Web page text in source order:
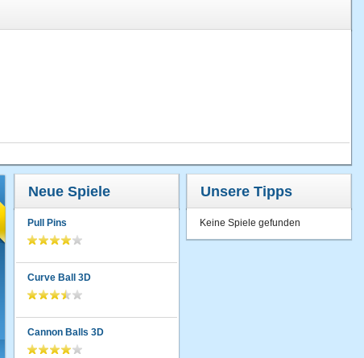
Neue Spiele
Pull Pins
Curve Ball 3D
Cannon Balls 3D
Unsere Tipps
Keine Spiele gefunden